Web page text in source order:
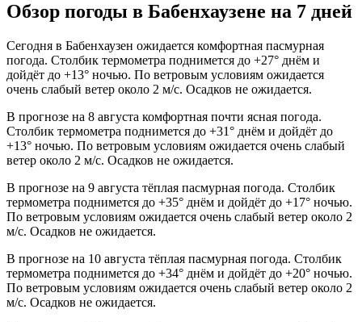
Обзор погоды в Бабенхаузене на 7 дней
Сегодня в Бабенхаузен ожидается комфортная пасмурная
погода. Столбик термометра поднимется до +27° днём и
дойдёт до +13° ночью. По ветровым условиям ожидается
очень слабый ветер около 2 м/с. Осадков не ожидается.
В прогнозе на 8 августа комфортная почти ясная погода.
Столбик термометра поднимется до +31° днём и дойдёт до
+13° ночью. По ветровым условиям ожидается очень слабый
ветер около 2 м/с. Осадков не ожидается.
В прогнозе на 9 августа тёплая пасмурная погода. Столбик
термометра поднимется до +35° днём и дойдёт до +17° ночью.
По ветровым условиям ожидается очень слабый ветер около 2
м/с. Осадков не ожидается.
В прогнозе на 10 августа тёплая пасмурная погода. Столбик
термометра поднимется до +34° днём и дойдёт до +20° ночью.
По ветровым условиям ожидается очень слабый ветер около 2
м/с. Осадков не ожидается.